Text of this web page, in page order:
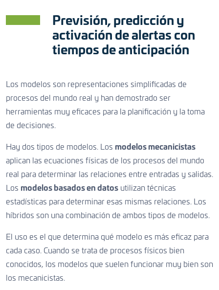
Previsión, predicción y
activación de alertas con
tiempos de anticipación
Los modelos son representaciones simplificadas de
procesos del mundo real y han demostrado ser
herramientas muy eficaces para la planificación y la toma
de decisiones.
Hay dos tipos de modelos. Los modelos mecanicistas
aplican las ecuaciones físicas de los procesos del mundo
real para determinar las relaciones entre entradas y salidas.
Los modelos basados en datos utilizan técnicas
estadísticas para determinar esas mismas relaciones. Los
híbridos son una combinación de ambos tipos de modelos.
El uso es el que determina qué modelo es más eficaz para
cada caso. Cuando se trata de procesos físicos bien
conocidos, los modelos que suelen funcionar muy bien son
los mecanicistas.